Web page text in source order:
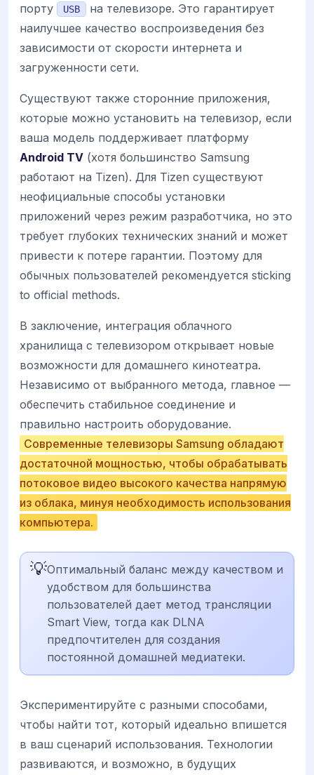
порту USB
на телевизоре. Это гарантирует
наилучшее качество воспроизведения без
зависимости от скорости интернета и
загруженности сети.
Существуют также сторонние приложения,
которые можно установить на телевизор, если
ваша модель поддерживает платформу
Android TV (хотя большинство Samsung
работают на Tizen). Для Tizen существуют
неофициальные способы установки
приложений через режим разработчика, но это
требует глубоких технических знаний и может
привести к потере гарантии. Поэтому для
обычных пользователей рекомендуется sticking
to official methods.
В заключение, интеграция облачного
хранилища с телевизором открывает новые
возможности для домашнего кинотеатра.
Независимо от выбранного метода, главное —
обеспечить стабильное соединение и
правильно настроить оборудование.
Современные телевизоры Samsung обладают
достаточной мощностью, чтобы обрабатывать
потоковое видео высокого качества напрямую
из облака, минуя необходимость использования
компьютера.
💡Оптимальный баланс между качеством и
удобством для большинства
пользователей дает метод трансляции
Smart View, тогда как DLNA
предпочтителен для создания
постоянной домашней медиатеки.
Экспериментируйте с разными способами,
чтобы найти тот, который идеально впишется
в ваш сценарий использования. Технологии
развиваются, и возможно, в будущих